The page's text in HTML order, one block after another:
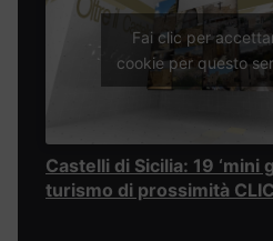
Fai clic per
cookie per questo
Castelli di Sicilia: 19 ‘mini
turismo di prossimità